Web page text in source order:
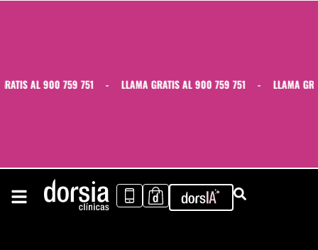
AL 900 759 751 - LLAMA GRATIS AL 900 759 751 - LLAMA